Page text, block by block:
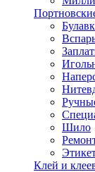
Шило
Клей и